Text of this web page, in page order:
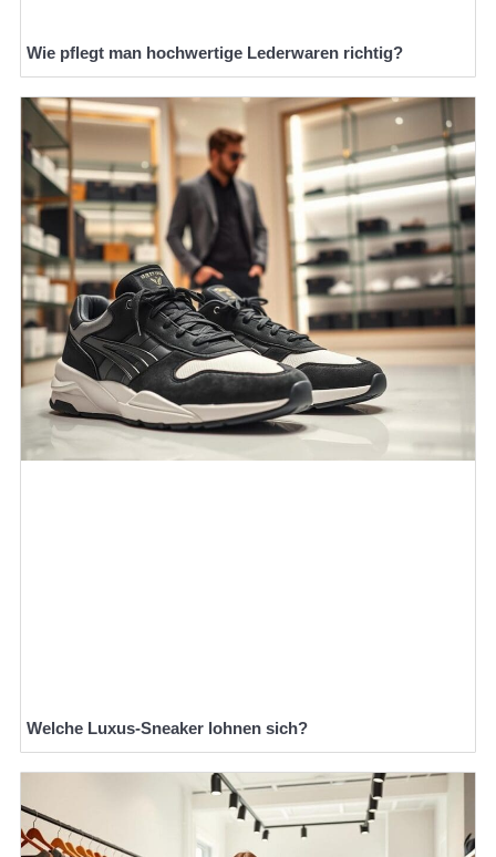
Wie pflegt man hochwertige Lederwaren richtig?
Welche Luxus-Sneaker lohnen sich?